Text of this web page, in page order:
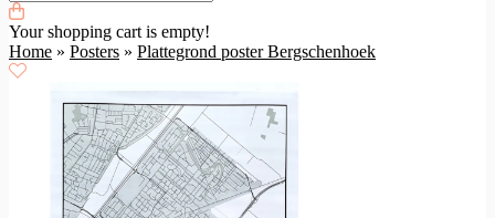
Your shopping cart is empty!
Home » Posters » Plattegrond poster Bergschenhoek